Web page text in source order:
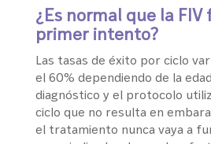
¿Es normal que la FIV
primer intento?
Las tasas de éxito por ciclo
el 60% dependiendo de la
diagnóstico y el protocolo
ciclo que no resulta en
el tratamiento nunca vaya a